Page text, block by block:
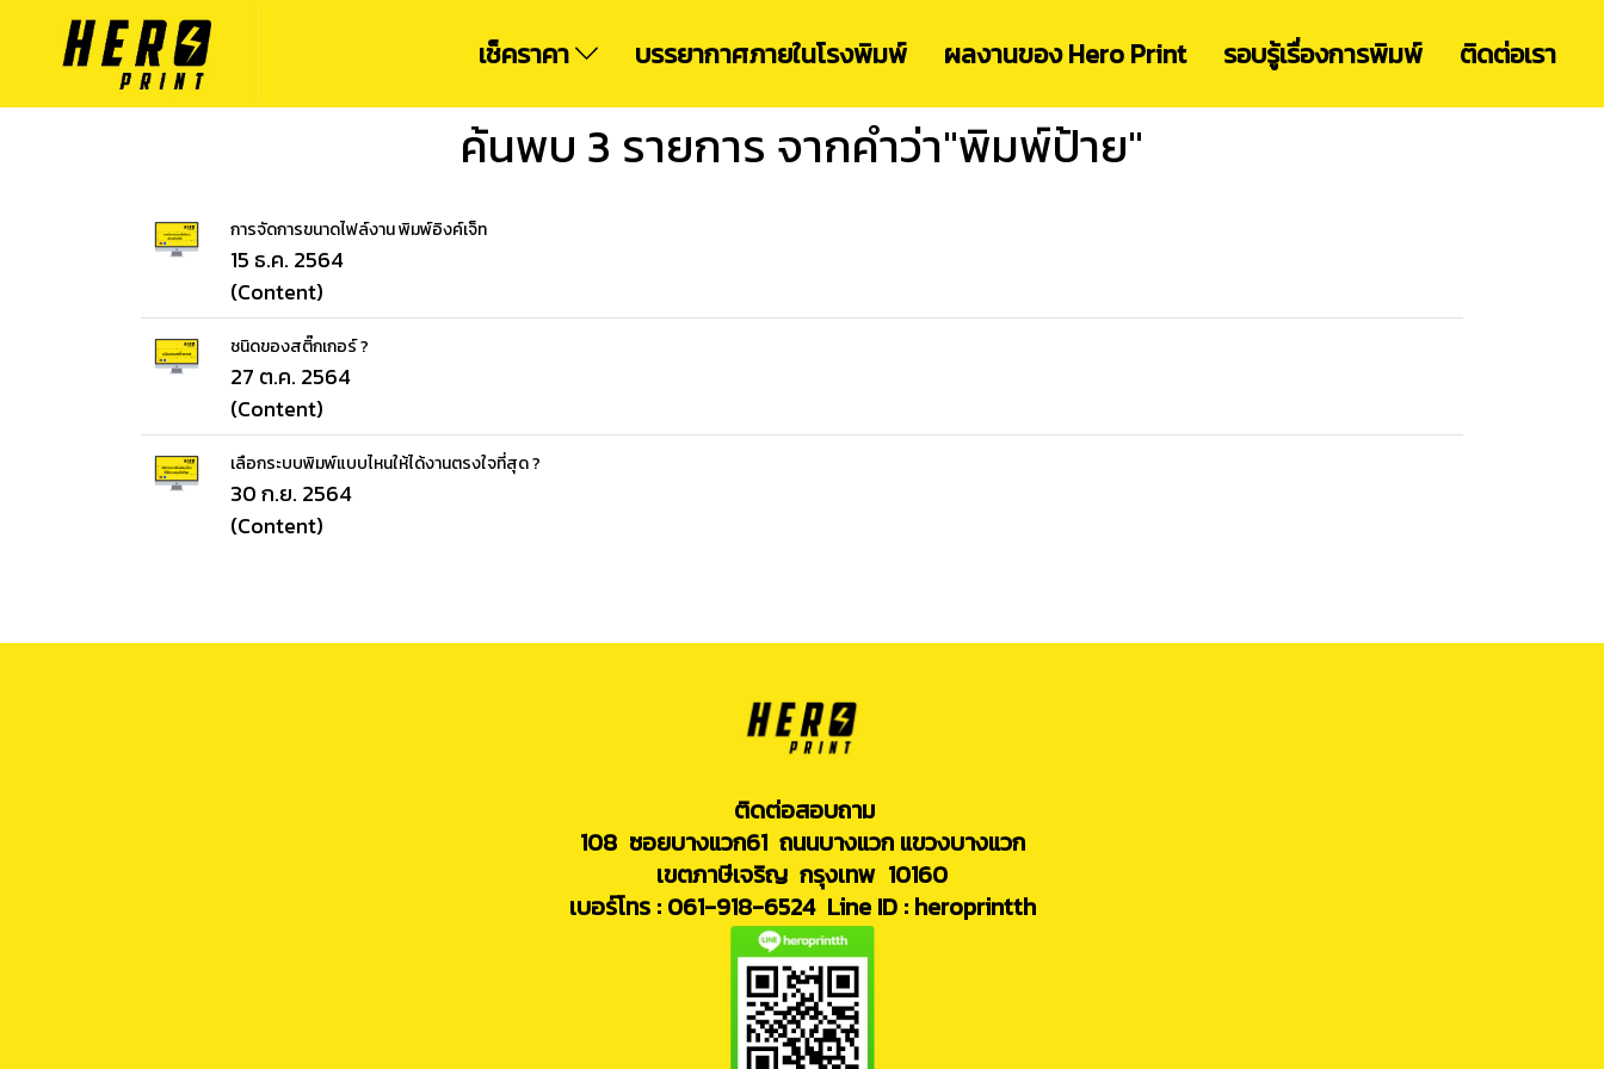
เช็คราคา บรรยากาศภายในโรงพิมพ์ ผลงานของ Hero Print รอบรู้เรื่องการพิมพ์ ติดต่อเรา
ค้นพบ 3 รายการ จากคำว่า"พิมพ์ป้าย"
การจัดการขนาดไฟล์งาน พิมพ์อิงค์เจ็ท
15 ธ.ค. 2564
(Content)
ชนิดของสติ๊กเกอร์ ?
27 ต.ค. 2564
(Content)
เลือกระบบพิมพ์แบบไหนให้ได้งานตรงใจที่สุด ?
30 ก.ย. 2564
(Content)
ติดต่อสอบถาม
108 ซอยบางแวก61 ถนนบางแวก แขวงบางแวก
เขตภาษีเจริญ กรุงเทพ 10160
เบอร์โทร : 061-918-6524 Line ID : heroprintth